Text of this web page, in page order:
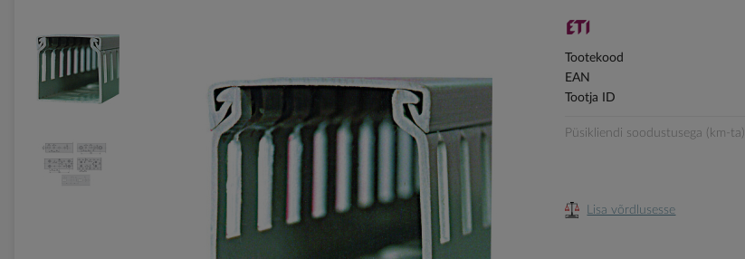
to
the
end
of
gallery
Tootekood
EAN
Tootja ID
Püsikliendi soodustusega (km-ta)
Lisa võrdlusesse